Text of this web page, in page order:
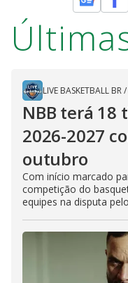
LIVE BASKETBALL BR/
NBB terá 18
2026-2027
outubro
Com início marcado
competição do
equipes na disputa